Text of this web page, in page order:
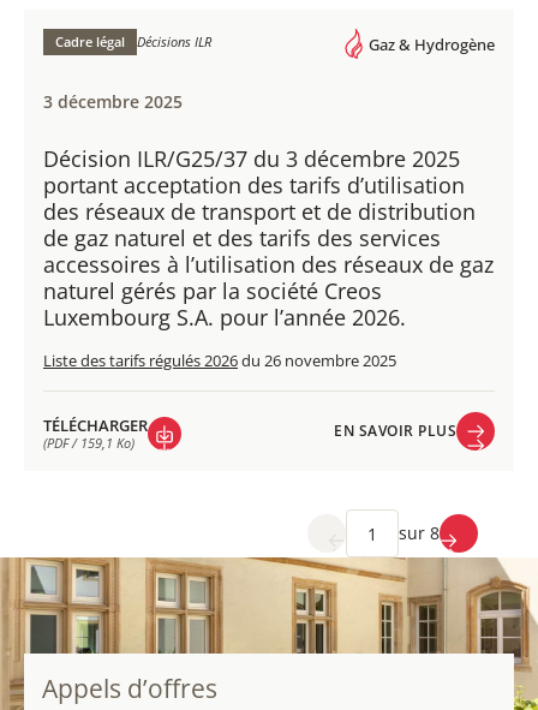
(PDF / 162,0 Ko)
Cadre légal Décisions ILR Gaz & Hydrogène
3 décembre 2025
Décision ILR/G25/37 du 3 décembre 2025
portant acceptation des tarifs d’utilisation
des réseaux de transport et de distribution
de gaz naturel et des tarifs des services
accessoires à l’utilisation des réseaux de gaz
naturel gérés par la société Creos
Luxembourg S.A. pour l’année 2026.
Liste des tarifs régulés 2026du 26 novembre 2025
TÉLÉCHARGER
(PDF / 159,1 Ko)
EN SAVOIR PLUS
sur 8
Appels d’offres